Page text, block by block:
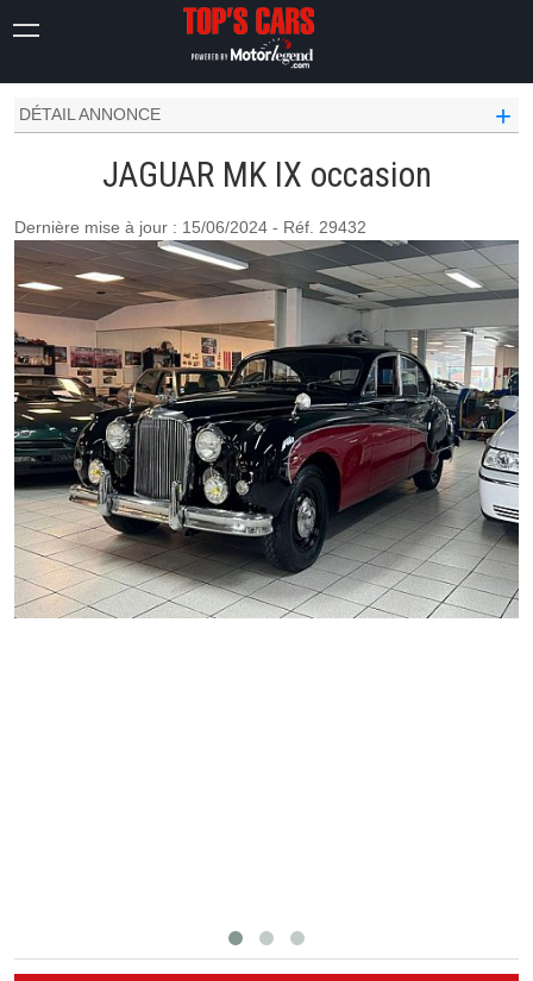
OCCASION VOITURE
MK IX
DÉTAIL ANNONCE
+
JAGUAR MK IX occasion
Dernière mise à jour : 15/06/2024 - Réf. 29432